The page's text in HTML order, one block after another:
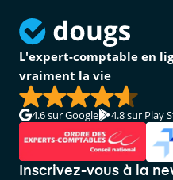
L'expert-comptable en
vraiment la vie
4.6sur Google 4.8sur Play
Inscrivez-vous à la